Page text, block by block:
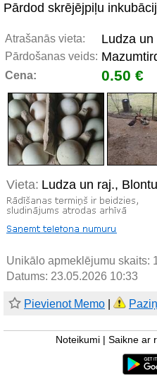
Pārdod skrējējpiļu
Atrašanās vieta: Ludza
Pārdošanas veids:
Cena: 0.50 €
Vieta: Ludza un raj.,
Unikālo apmeklējumu skaits:
Datums: 23.05.2026 10:33
Pievienot Memo
Noteikumi Saikne ar